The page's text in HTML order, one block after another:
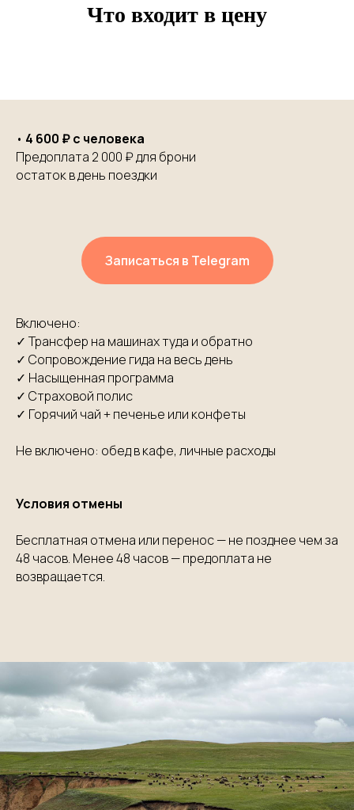
Что входит в цену
• 4 600 ₽ с человека
Предоплата 2 000 ₽ для брони
остаток в день поездки
Записаться в Telegram
Включено:
✓ Трансфер на машинах туда и обратно
✓ Сопровождение гида на весь день
✓ Насыщенная программа
✓ Страховой полис
✓ Горячий чай + печенье или конфеты
Не включено: обед в кафе, личные расходы
Условия отмены
Бесплатная отмена или перенос — не позднее чем за
48 часов. Менее 48 часов — предоплата не
возвращается.